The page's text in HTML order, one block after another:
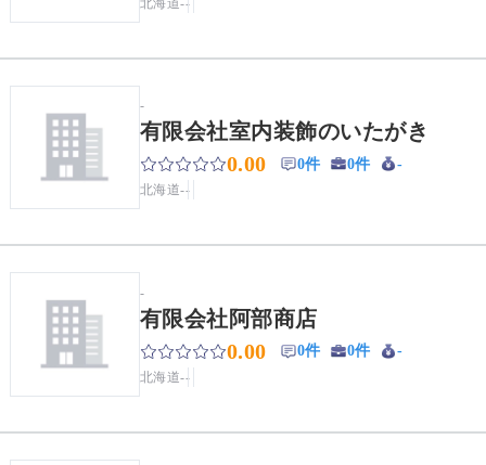
北海道--
-
有限会社室内装飾のいたがき
0.00
0件 0件 -
北海道--
-
有限会社阿部商店
0.00
0件 0件 -
北海道--